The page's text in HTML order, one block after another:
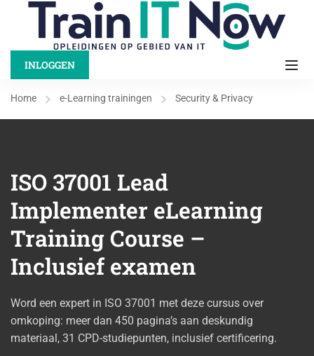
INLOGGEN
Home e-Learning trainingen Security & Privacy
ISO 37001 Lead
Implementer eLearning
Training Course –
Inclusief examen
Word een expert in ISO 37001 met deze cursus over
omkoping: meer dan 450 pagina’s aan deskundig
materiaal, 31 CPD-studiepunten, inclusief certificering.